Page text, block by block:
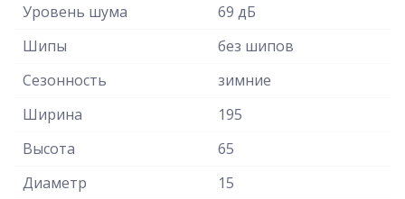
Уровень шума
69 дБ
Шипы
без шипов
Сезонность
зимние
Ширина
195
Высота
65
Диаметр
15